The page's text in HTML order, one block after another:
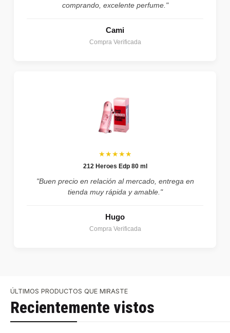
comprando, excelente perfume."
Cami
Compra Verificada
★★★★★
212 Heroes Edp 80 ml
"Buen precio en relación al mercado, entrega en
tienda muy rápida y amable."
Hugo
Compra Verificada
ÚLTIMOS PRODUCTOS QUE MIRASTE
Recientemente vistos